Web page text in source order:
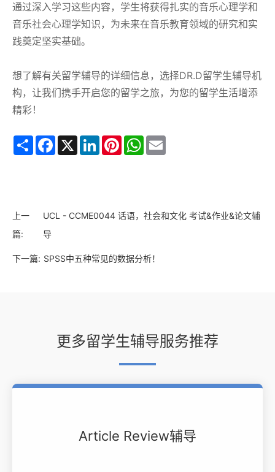
通过深入学习这些内容，学生将获得扎实的音乐心理学和
音乐社会心理学知识，为未来在音乐教育领域的研究和实
践奠定坚实基础。
想了解有关留学辅导的详细信息，选择DR.D留学生辅导机
构，让我们携手开启您的留学之旅，为您的留学生活增添
精彩！
Share Facebook
X LinkedInPinterestWhatsApp
上一
篇:
UCL - CCME0044 话语，社会和文化 考试&作业&论文辅
导
下一篇: SPSS中五种常见的数据分析！
更多留学生辅导服务推荐
Article Review辅导